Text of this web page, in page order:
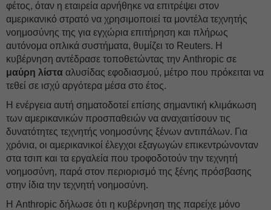
φέτος, όταν η εταιρεία αρνήθηκε να επιτρέψει στον
αμερικανικό στρατό να χρησιμοποιεί τα μοντέλα τεχνητής
νοημοσύνης της για εγχώρια επιτήρηση και πλήρως
αυτόνομα οπλικά συστήματα, θυμίζει το Reuters. Η
κυβέρνηση αντέδρασε τοποθετώντας την Anthropic σε
μαύρη λίστα αλυσίδας εφοδιασμού, μέτρο που πρόκειται να
τεθεί σε ισχύ αργότερα μέσα στο έτος.
Η ενέργεια αυτή σηματοδοτεί επίσης σημαντική κλιμάκωση
των αμερικανικών προσπαθειών να αναχαιτίσουν τις
δυνατότητες τεχνητής νοημοσύνης ξένων αντιπάλων. Για
χρόνια, οι αμερικανικοί έλεγχοι εξαγωγών επικεντρώνονταν
στα τσιπ και τα εργαλεία που τροφοδοτούν την τεχνητή
νοημοσύνη, παρά στον περιορισμό της ξένης πρόσβασης
στην ίδια την τεχνητή νοημοσύνη.
Η Anthropic δήλωσε ότι η κυβέρνηση της παρείχε μόνο